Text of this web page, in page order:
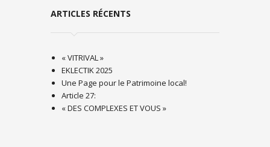
ARTICLES RÉCENTS
« VITRIVAL »
EKLECTIK 2025
Une Page pour le Patrimoine local!
Article 27:
« DES COMPLEXES ET VOUS »